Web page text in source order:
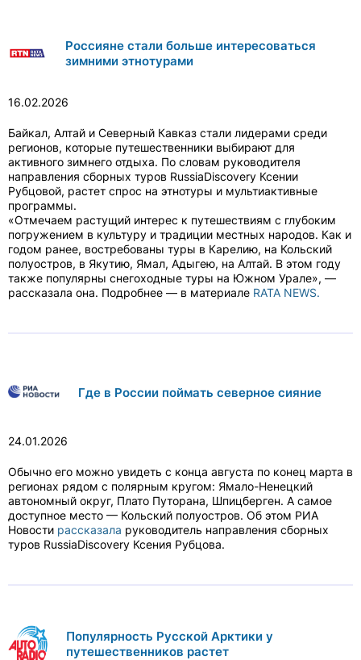
Россияне стали больше интересоваться
зимними этнотурами
16.02.2026
Байкал, Алтай и Северный Кавказ стали лидерами среди
регионов, которые путешественники выбирают для
активного зимнего отдыха. По словам руководителя
направления сборных туров RussiaDiscovery Ксении
Рубцовой, растет спрос на этнотуры и мультиактивные
программы.
«Отмечаем растущий интерес к путешествиям с глубоким
погружением в культуру и традиции местных народов. Как и
годом ранее, востребованы туры в Карелию, на Кольский
полуостров, в Якутию, Ямал, Адыгею, на Алтай. В этом году
также популярны снегоходные туры на Южном Урале», —
рассказала она. Подробнее — в материале RATA NEWS.
Где в России поймать северное сияние
24.01.2026
Обычно его можно увидеть с конца августа по конец марта в
регионах рядом с полярным кругом: Ямало-Ненецкий
автономный округ, Плато Путорана, Шпицберген. А самое
доступное место — Кольский полуостров. Об этом РИА
Новости рассказала руководитель направления сборных
туров RussiaDiscovery Ксения Рубцова.
Популярность Русской Арктики у
путешественников растет